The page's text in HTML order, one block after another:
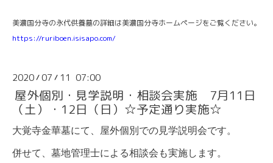
美濃国分寺の永代供養墓の詳細は美濃国分寺ホームページをご覧ください。
https://ruriboen.isisapo.com/
2020/07 / 11 07:00
屋外個別・見学説明・相談会実施 7月11日
（土）・12日（日）☆予定通り実施☆
大覚寺金華墓にて、屋外個別での見学説明会です。
併せて、墓地管理士による相談会も実施します。